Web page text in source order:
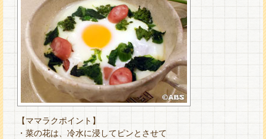
【ママラクポイント】
・菜の花は、冷水に浸してピンとさせて